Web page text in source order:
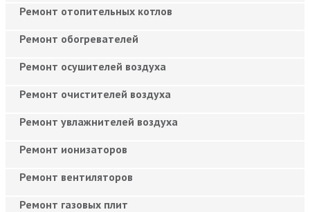
Ремонт отопительных котлов
Ремонт обогревателей
Ремонт осушителей воздуха
Ремонт очистителей воздуха
Ремонт увлажнителей воздуха
Ремонт ионизаторов
Ремонт вентиляторов
Ремонт газовых плит